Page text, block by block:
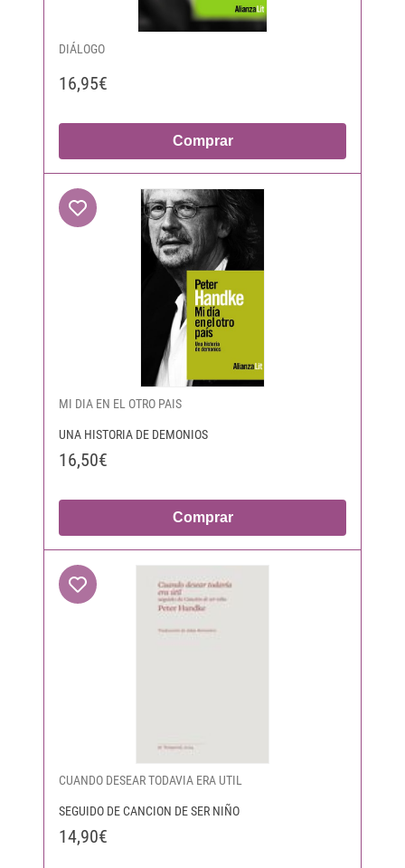
DIÁLOGO
16,95€
Comprar
MI DIA EN EL OTRO PAIS
UNA HISTORIA DE DEMONIOS
16,50€
Comprar
CUANDO DESEAR TODAVIA ERA UTIL
SEGUIDO DE CANCION DE SER NIÑO
14,90€